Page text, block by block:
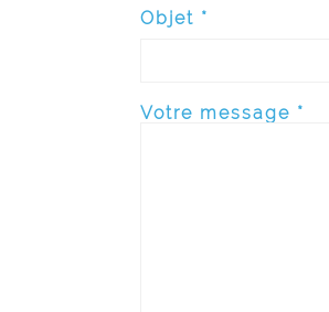
Objet *
Votre message *